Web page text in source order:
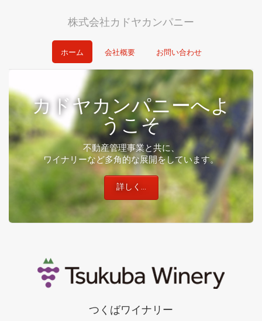
株式会社カドヤカンパニー
ホーム 会社概要 お問い合わせ
カドヤカンパニーへよ
うこそ
不動産管理事業と共に、
ワイナリーなど多角的な展開をしています。
詳しく…
つくばワイナリー